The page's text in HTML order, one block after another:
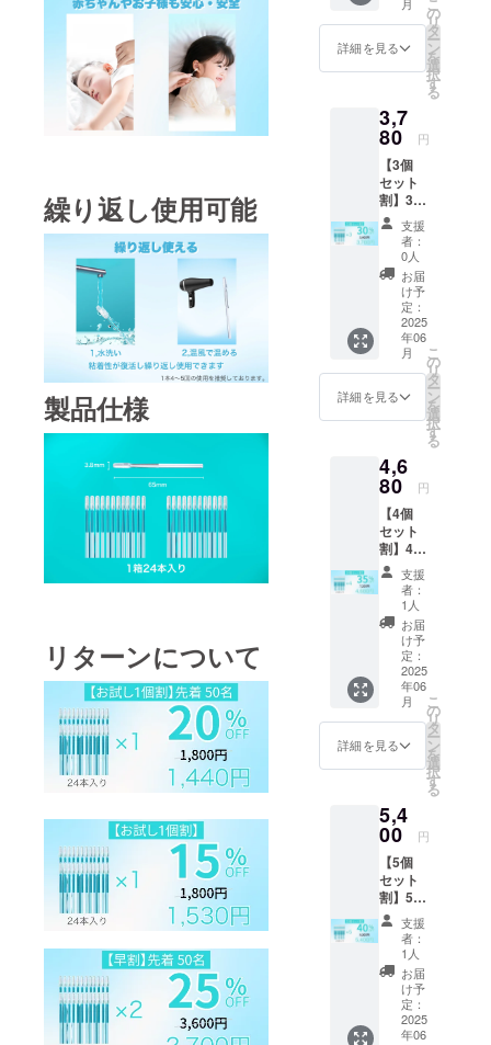
繰り返し使用可能
製品仕様
リターンについて
があり
ます。
る可能
性もご
ざいま
い。 ※
ご注文
状況、
使用部
材の供
給状
況、製
造工程
上の都
合等に
より出
荷時期
が遅れ
る場合
があり
ます。
F］ ※皆
様のご
支援に
より量
産効率
した場
合、正
規販売
価格が
販売予
定価格
より下
がる可
能性も
ござい
ます。
※デザイ
ン・仕
様は変
更にな
る可能
性もご
ださ
い。 ※
ご注文
状況、
使用部
材の供
給状
況、製
造工程
上の都
合等に
より出
荷時期
が遅れ
る場合
があり
ます。
詳細を見る
の
リ
タ
ー
ン
を
選
択
す
る
3,7
80 円
【3個
セット
割】3
ケース
(24本入
り) ［希
望小売
価格
5,400円
30%OF
F］ ※皆
様のご
支援に
より量
産効率
した場
合、正
規販売
価格が
販売予
定価格
より下
がる可
能性も
ござい
ます。
※デザイ
ン・仕
様は変
更にな
る可能
性もご
ださ
い。 ※
ご注文
状況、
使用部
材の供
給状
況、製
造工程
上の都
合等に
より出
荷時期
支援
者：
0人
お届
け予
定：
2025
年06
月
詳細を見る
こ
の
リ
タ
ー
ン
を
選
択
す
る
4,6
80 円
【4個
セット
割】4
ケース
(24本入
り) ［希
望小売
価格
7,200円
35%OF
F］ ※皆
様のご
支援に
より量
産効率
した場
合、正
規販売
価格が
販売予
定価格
より下
がる可
能性も
ござい
ます。
※デザイ
ン・仕
様は変
支援
者：
1人
お届
け予
定：
2025
年06
月
詳細を見る
こ
の
リ
タ
ー
ン
を
選
択
す
る
5,4
00 円
【5個
セット
割】5
ケース
(24本入
り) ［希
望小売
価格
9,000円
40%OF
支援
者：
1人
お届
け予
定：
2025
年06